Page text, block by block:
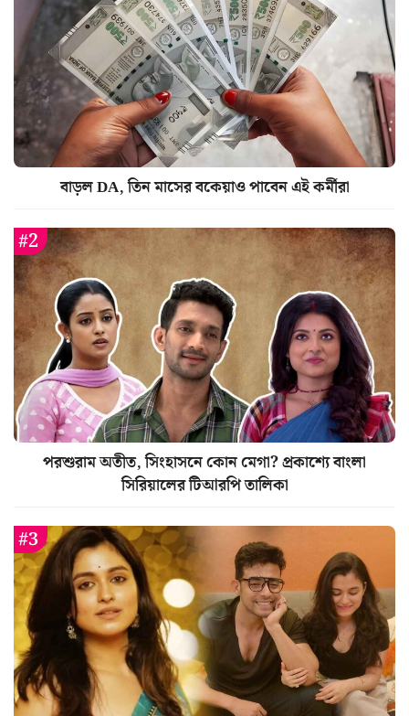
বাড়ল DA, তিন মাসের বকেয়াও পাবেন এই কর্মীরা
পরশুরাম অতীত, সিংহাসনে কোন মেগা? প্রকাশ্যে বাংলা
সিরিয়ালের টিআরপি তালিকা